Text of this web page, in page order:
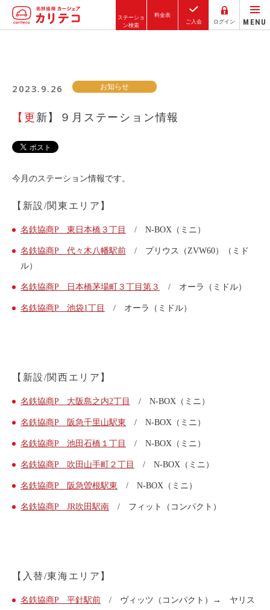
ステーショ
ン検索
料金表
ご入会
ログイン MENU
ステーション検索
金沢エリア
コストシミュレーション
ライド&カーシェア
モデルコース
シーン別車種のご案内
名鉄協商パーキング無料
予約アプリ
名鉄ミューズポイント
快適カーシェアリング
乗り乗り連携サービス
お客様の声
ご入会方法
2023.9.26 お知らせ
【更新】９月ステーション情報
今月のステーション情報です。
【新設/関東エリア】
名鉄協商P 東日本橋３丁目 / N-BOX（ミニ）
名鉄協商P 代々木八幡駅前 / プリウス（ZVW60）（ミド
ル）
名鉄協商P 日本橋茅場町３丁目第３ / オーラ（ミドル）
名鉄協商P 池袋1丁目 / オーラ（ミドル）
【新設/関西エリア】
名鉄協商P 大阪島之内2丁目 / N-BOX（ミニ）
名鉄協商P 阪急千里山駅東 / N-BOX（ミニ）
名鉄協商P 池田石橋１丁目 / N-BOX（ミニ）
名鉄協商P 吹田山手町２丁目 / N-BOX（ミニ）
名鉄協商P 阪急曽根駅東 / N-BOX（ミニ）
名鉄協商P JR吹田駅南 / フィット（コンパクト）
【入替/東海エリア】
名鉄協商P 平針駅前 / ヴィッツ（コンパクト）→ ヤリス